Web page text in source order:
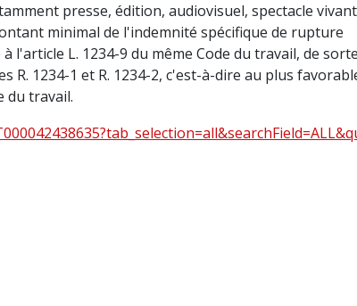
presse, édition, audiovisuel, spectacle
minimal de l'indemnité spécifique de rupture
l'article L. 1234-9 du même Code du travail, de
R. 1234-1 et R. 1234-2, c'est-à-dire au plus
du travail.